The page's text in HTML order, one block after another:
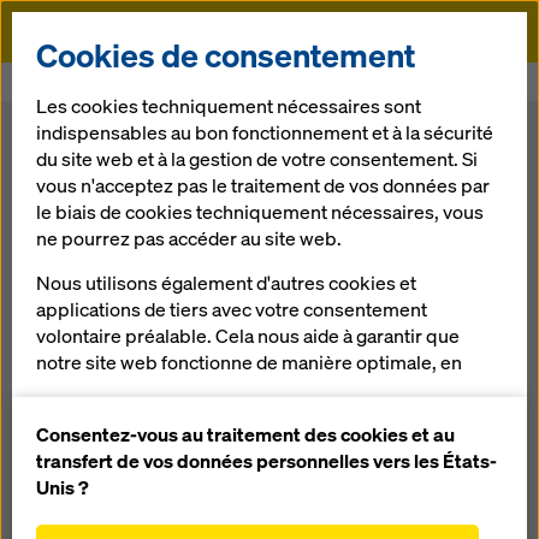
Doka
Coffrages de dalles
Les coffrages de dalles s’imposent sur les chantiers grâce à
leur complémentarité et leur flexibilité pour les travaux de
coffrage les plus variés. Que les cellules soient petites ou
grandes, que les tracés soient simples ou plus complexes,
avec Doka, votre choix est toujours sûr.
Que recherchez-vous ?
Cookies de consentement
Les cookies techniquement nécessaires sont
indispensables au bon fonctionnement et à la sécurité
du site web et à la gestion de votre consentement. Si
vous n'acceptez pas le traitement de vos données par
le biais de cookies techniquement nécessaires, vous
ne pourrez pas accéder au site web.
Nous utilisons également d'autres cookies et
applications de tiers avec votre consentement
volontaire préalable. Cela nous aide à garantir que
notre site web fonctionne de manière optimale, en
améliorer en permanence la fonctionnalité de
notre site web (cookies fonctionnels et
statistiques),
Consentez-vous au traitement des cookies et au
transfert de vos données personnelles vers les États-
Unis ?